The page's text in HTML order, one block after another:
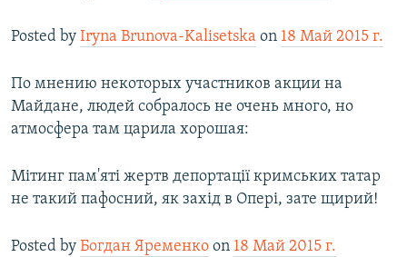
Posted by Iryna Brunova-Kalisetska on 18 Май 2015 г.
По мнению некоторых участников акции на
Майдане, людей собралось не очень много, но
атмосфера там царила хорошая:
Мітинг пам'яті жертв депортації кримських татар
не такий пафосний, як захід в Опері, зате щирий!
Posted by Богдан Яременко on 18 Май 2015 г.